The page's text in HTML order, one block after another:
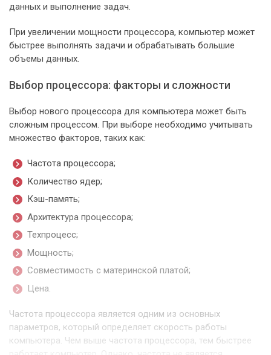
данных и выполнение задач.
При увеличении мощности процессора, компьютер может
быстрее выполнять задачи и обрабатывать большие
объемы данных.
Выбор процессора: факторы и сложности
Выбор нового процессора для компьютера может быть
сложным процессом. При выборе необходимо учитывать
множество факторов, таких как:
Частота процессора;
Количество ядер;
Кэш-память;
Архитектура процессора;
Техпроцесс;
Мощность;
Совместимость с материнской платой;
Цена.
Частота процессора является одним из основных
параметров, который определяет скорость работы
компьютера. Чем выше частота процессора, тем быстрее